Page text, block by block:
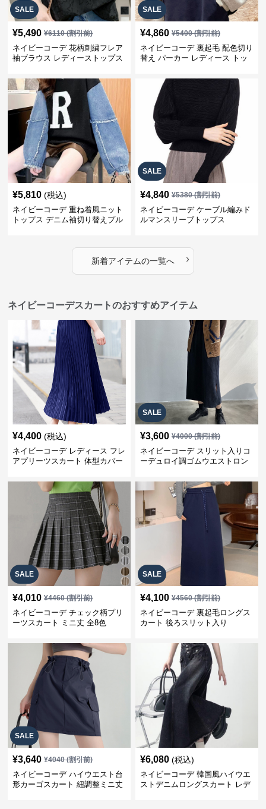
SALE
¥5,490 ¥6110(割引前)
ネイビーコーデ 花柄刺繍フレア
袖ブラウス レディーストップス
SALE
¥4,860 ¥5400(割引前)
ネイビーコーデ 裏起毛 配色切り
替え パーカー レディース トッ
¥5,810 (税込)
ネイビーコーデ 重ね着風ニット
トップス デニム袖切り替えプル
SALE
¥4,840 ¥5380(割引前)
ネイビーコーデ ケーブル編みド
ルマンスリーブトップス
新着アイテムの一覧へ ›
ネイビーコーデスカートのおすすめアイテム
¥4,400 (税込)
ネイビーコーデ レディース フレ
アプリーツスカート 体型カバー
ト
SALE
¥3,600 ¥4000(割引前)
ネイビーコーデ スリット入りコ
ーデュロイ調ゴムウエストロン
SALE
¥4,010 ¥4460(割引前)
ネイビーコーデ チェック柄プリ
ーツスカート ミニ丈 全8色
SALE
¥4,100 ¥4560(割引前)
ネイビーコーデ 裏起毛ロングス
カート 後ろスリット入り
SALE
¥3,640 ¥4040(割引前)
ネイビーコーデ ハイウエスト台
形カーゴスカート 紐調整ミニ丈
¥6,080 (税込)
ネイビーコーデ 韓国風ハイウエ
ストデニムロングスカート レデ